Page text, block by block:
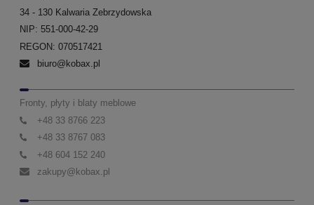
34 - 130 Kalwaria Zebrzydowska
NIP: 551-000-42-29
REGON: 070517421
biuro@kobax.pl
Fronty, płyty i blaty meblowe
+48 33 8766 223
+48 33 8767 083
+48 604 152 240
zakupy@kobax.pl